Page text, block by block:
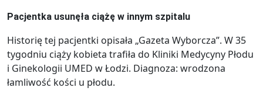
Pacjentka usunęła ciążę w innym szpitalu
Historię tej pacjentki opisała „Gazeta Wyborcza”. W 35
tygodniu ciąży kobieta trafiła do Kliniki Medycyny Płodu
i Ginekologii UMED w Łodzi. Diagnoza: wrodzona
łamliwość kości u płodu.